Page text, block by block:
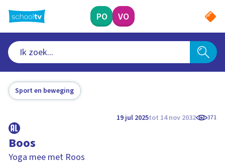
naar
hoofdinhoud
PO VO
Sport en beweging
19 jul 2025tot 14 nov 2032 371
Boos
Yoga mee met Roos